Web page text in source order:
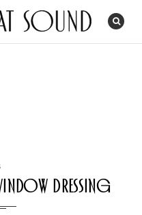
Dressing